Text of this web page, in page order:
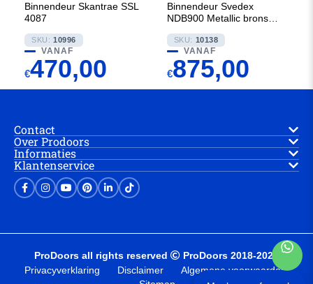
Binnendeur Skantrae SSL
4087
SKU: 10996
VANAF
€470,00
Binnendeur Svedex
NDB900 Metallic brons met
SKU: 10138
VANAF
€875,00
Contact
Over Prodoors
Informaties
Klantenservice
ProDoors all rights reserved
ProDoors 2018-2025
Privacyverklaring
Disclaimer
Algemene voorwaarden